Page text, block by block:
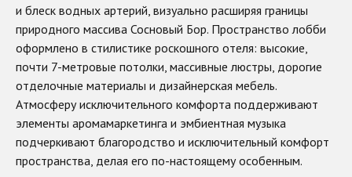
и блеск водных артерий, визуально расширяя границы
природного массива Сосновый Бор. Пространство лобби
оформлено в стилистике роскошного отеля: высокие,
почти 7-метровые потолки, массивные люстры, дорогие
отделочные материалы и дизайнерская мебель.
Атмосферу исключительного комфорта поддерживают
элементы аромамаркетинга и эмбиентная музыка
подчеркивают благородство и исключительный комфорт
пространства, делая его по-настоящему особенным.